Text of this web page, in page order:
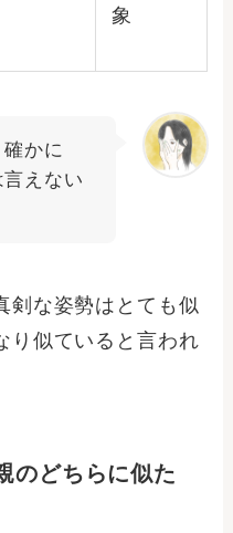
象
かに
言えない
剣な姿勢はとても似
り似ていると言われ
のどちらに似た